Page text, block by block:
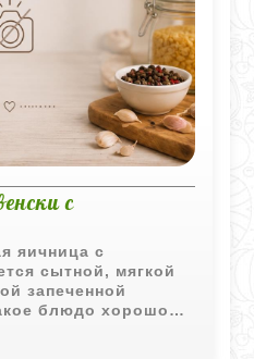
с
яичница с
сытной, мягкой
запеченной
блюдо хорошо
завтрака или